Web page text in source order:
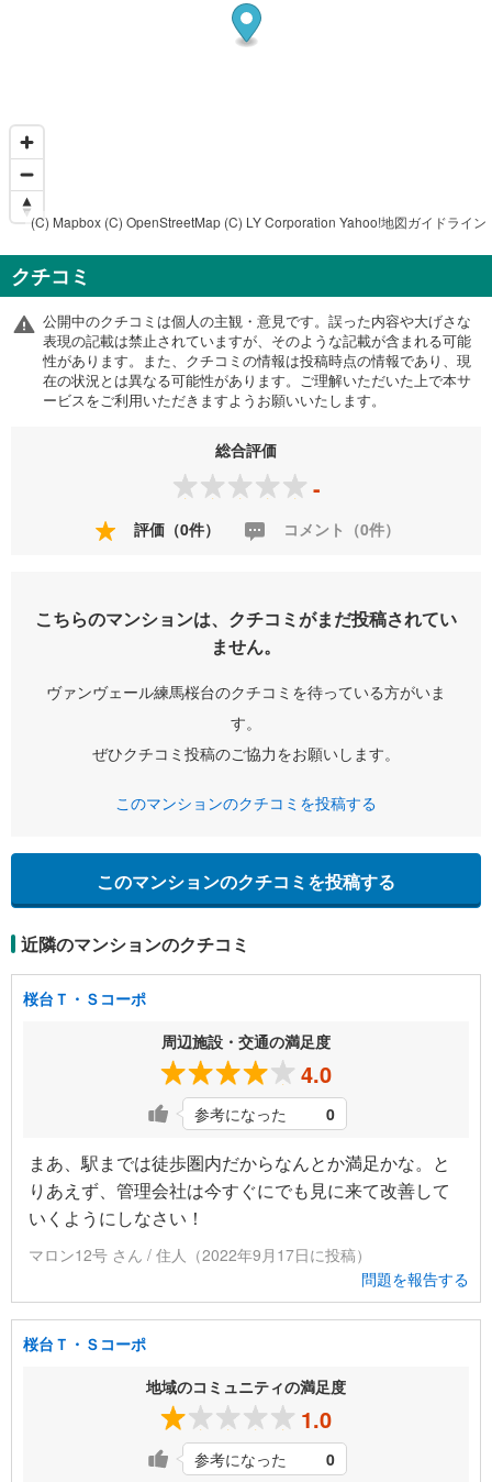
(C) Mapbox (C) OpenStreetMap (C) LY Corporation Yahoo!地図ガイドライン
クチコミ
公開中のクチコミは個人の主観・意見です。誤った内容や大げさな
表現の記載は禁止されていますが、そのような記載が含まれる可能
性があります。また、クチコミの情報は投稿時点の情報であり、現
在の状況とは異なる可能性があります。ご理解いただいた上で本サ
ービスをご利用いただきますようお願いいたします。
総合評価
-
評価（0件） コメント（0件）
こちらのマンションは、クチコミがまだ投稿されてい
ません。
ヴァンヴェール練馬桜台のクチコミを待っている方がいま
す。
ぜひクチコミ投稿のご協力をお願いします。
このマンションのクチコミを投稿する
このマンションのクチコミを投稿する
近隣のマンションのクチコミ
桜台Ｔ・Ｓコーポ
周辺施設・交通の満足度
4.0
参考になった 0
まあ、駅までは徒歩圏内だからなんとか満足かな。と
りあえず、管理会社は今すぐにでも見に来て改善して
いくようにしなさい！
マロン12号 さん / 住人（2022年9月17日に投稿）
問題を報告する
桜台Ｔ・Ｓコーポ
地域のコミュニティの満足度
1.0
参考になった 0